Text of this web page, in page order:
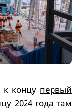
к концу первый
2024 года там